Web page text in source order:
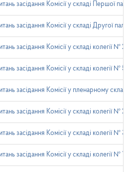
засідання Комісії у складі Першої
засідання Комісії у складі Другої
засідання Комісії у складі колегії № 2
засідання Комісії у складі колегії № 5
засідання Комісії у пленарному складі
засідання Комісії у складі колегії № 2
засідання Комісії у складі колегії № 3
засідання Комісії у складі колегії № 1